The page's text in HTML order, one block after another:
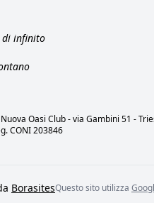
di infinito
Oasi Club - via Gambini 51 -
CONI 203846
BorasitesQuesto sito utilizza